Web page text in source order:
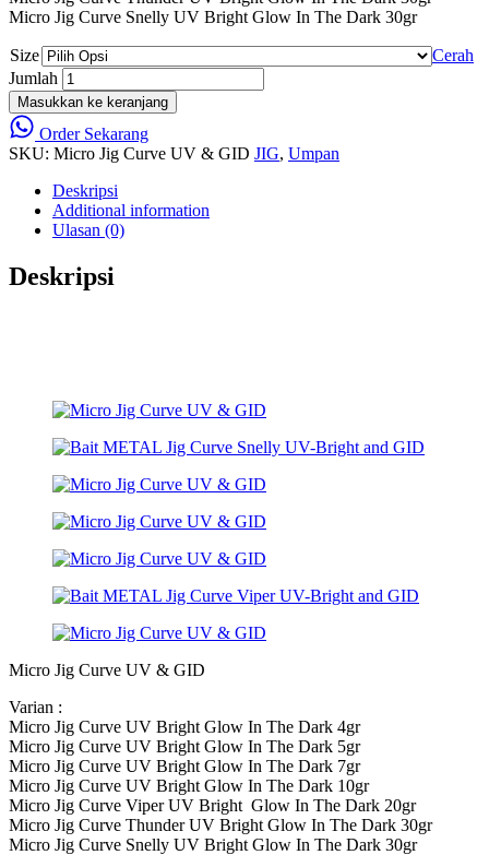
Micro Jig Curve Snelly UV Bright Glow In The Dark 30gr
Size
Cerah
Jumlah
Masukkan ke keranjang
Order Sekarang
SKU: Micro Jig Curve UV & GID JIG, Umpan
Deskripsi
Additional information
Ulasan (0)
Deskripsi
Micro Jig Curve UV & GID
Varian :
Micro Jig Curve UV Bright Glow In The Dark 4gr
Micro Jig Curve UV Bright Glow In The Dark 5gr
Micro Jig Curve UV Bright Glow In The Dark 7gr
Micro Jig Curve UV Bright Glow In The Dark 10gr
Micro Jig Curve Viper UV Bright Glow In The Dark 20gr
Micro Jig Curve Thunder UV Bright Glow In The Dark 30gr
Micro Jig Curve Snelly UV Bright Glow In The Dark 30gr